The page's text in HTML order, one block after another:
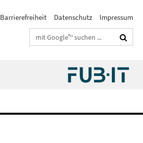
Barrierefreiheit Datenschutz
Impressum
Suchbegriffe